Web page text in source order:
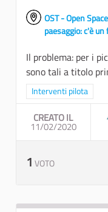
OST - Open
paesaggio: c'è
Il problema: per i
sono tali a titolo
Filtra i risultati per
Interventi pilota
CREATO IL
11/02/2020
1 VOTO